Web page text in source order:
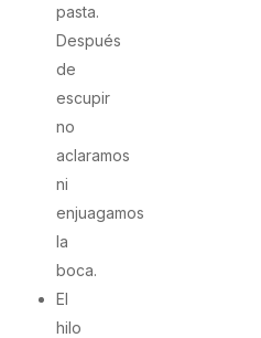
pasta.
Después
de
escupir
no
aclaramos
ni
enjuagamos
la
boca.
El
hilo